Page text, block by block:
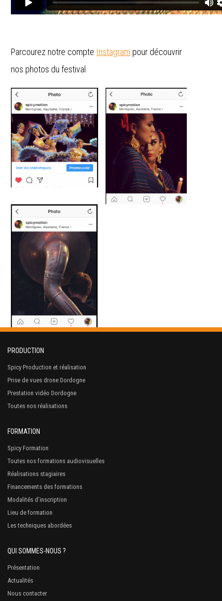
Parcourez notre compte Instagram pour découvrir
nos photos du festival
PRODUCTION
Spicy Production et réalisation
Prise de vues drone Dordogne
Prestation vidéo Dordogne
Toutes nos réalisations
FORMATION
Spicy Formation
Toutes nos formations audiovisuelles
Réalisations stagiaires
Financements des formations
Modalités d’inscription
Lieu de formation
Les techniques abordées
QUI SOMMES-NOUS ?
Présentation
Actualités
Nous contacter